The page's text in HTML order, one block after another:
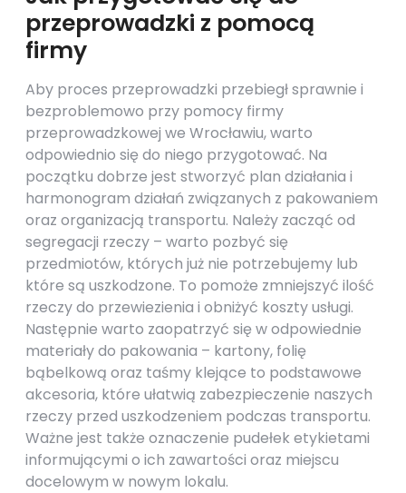
przeprowadzki z pomocą
firmy
Aby proces przeprowadzki przebiegł sprawnie i
bezproblemowo przy pomocy firmy
przeprowadzkowej we Wrocławiu, warto
odpowiednio się do niego przygotować. Na
początku dobrze jest stworzyć plan działania i
harmonogram działań związanych z pakowaniem
oraz organizacją transportu. Należy zacząć od
segregacji rzeczy – warto pozbyć się
przedmiotów, których już nie potrzebujemy lub
które są uszkodzone. To pomoże zmniejszyć ilość
rzeczy do przewiezienia i obniżyć koszty usługi.
Następnie warto zaopatrzyć się w odpowiednie
materiały do pakowania – kartony, folię
bąbelkową oraz taśmy klejące to podstawowe
akcesoria, które ułatwią zabezpieczenie naszych
rzeczy przed uszkodzeniem podczas transportu.
Ważne jest także oznaczenie pudełek etykietami
informującymi o ich zawartości oraz miejscu
docelowym w nowym lokalu.